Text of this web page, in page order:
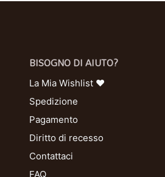
BISOGNO DI AIUTO?
La Mia Wishlist ❤
Spedizione
Pagamento
Diritto di recesso
Contattaci
FAQ